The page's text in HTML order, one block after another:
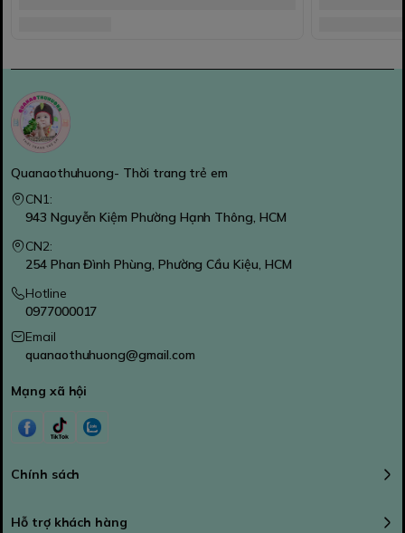
Quanaothuhuong- Thời trang trẻ em
CN1:
943 Nguyễn Kiệm Phường Hạnh Thông, HCM
CN2:
254 Phan Đình Phùng, Phường Cầu Kiệu, HCM
Hotline
0977000017
Email
quanaothuhuong@gmail.com
Mạng xã hội
Chính sách
Hỗ trợ khách hàng